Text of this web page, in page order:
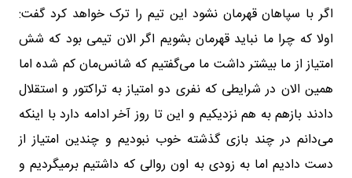
اگر با سپاهان قهرمان نشود این تیم را ترک خواهد کرد گفت:
اولا که چرا ما نباید قهرمان بشویم اگر الان تیمی بود که شش
امتیاز از ما بیشتر داشت ما می‌گفتیم که شانس‌مان کم شده اما
همین الان در شرایطی که نفری دو امتیاز به تراکتور و استقلال
دادند بازهم به هم نزدیکیم و این تا روز آخر ادامه دارد با اینکه
می‌دانم در چند بازی گذشته خوب نبودیم و چندین امتیاز از
دست دادیم اما به زودی به اون روالی که داشتیم برمیگردیم و